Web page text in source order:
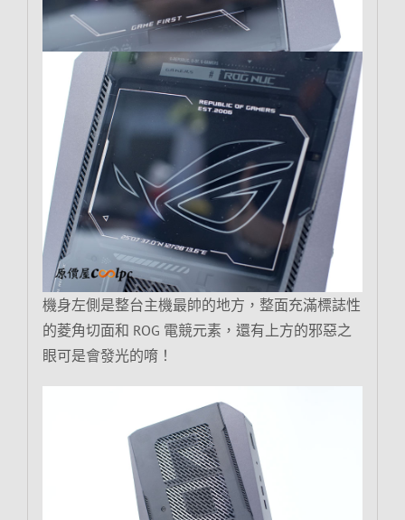
機身左側是整台主機最帥的地方，整面充滿標誌性
的菱角切面和 ROG 電競元素，還有上方的邪惡之
眼可是會發光的唷！